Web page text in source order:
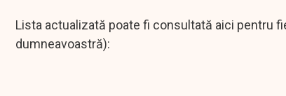
Lista actualizată poate fi consultată aici pentru
dumneavoastră):